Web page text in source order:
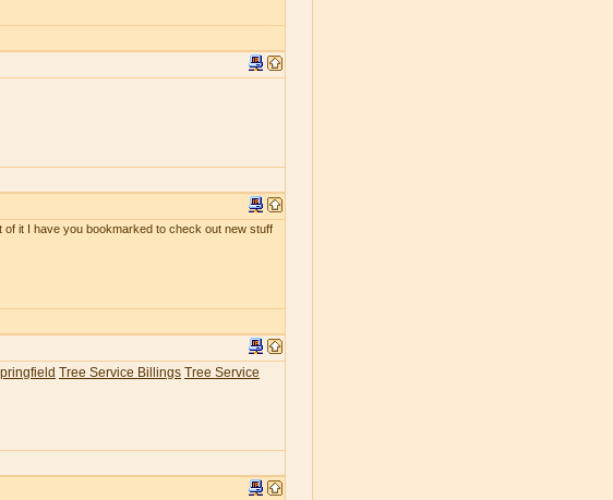
of it I have you bookmarked to check out new stuff
Tree Service Billings Tree Service